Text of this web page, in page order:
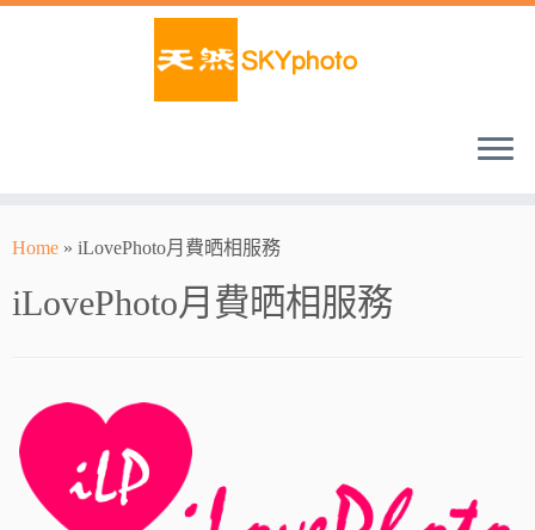
Home » iLovePhoto月費晒相服務
iLovePhoto月費晒相服務